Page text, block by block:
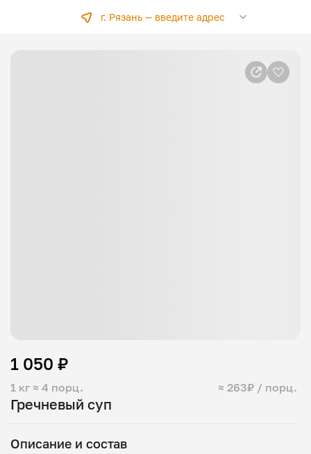
г. Рязань —введите адрес
Гречневый суп
1 кг ≈ 4 порц. ≈ 263₽ / порц.
1 050 ₽
Описание и состав